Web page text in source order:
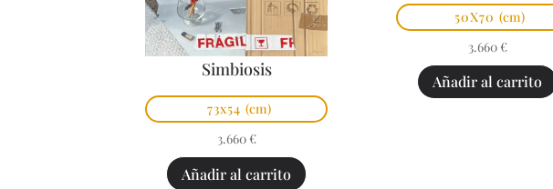
Simbiosis
73x54 (cm)
3.660 €
Añadir al carrito
50X70 (cm)
3.660 €
Añadir al carrito